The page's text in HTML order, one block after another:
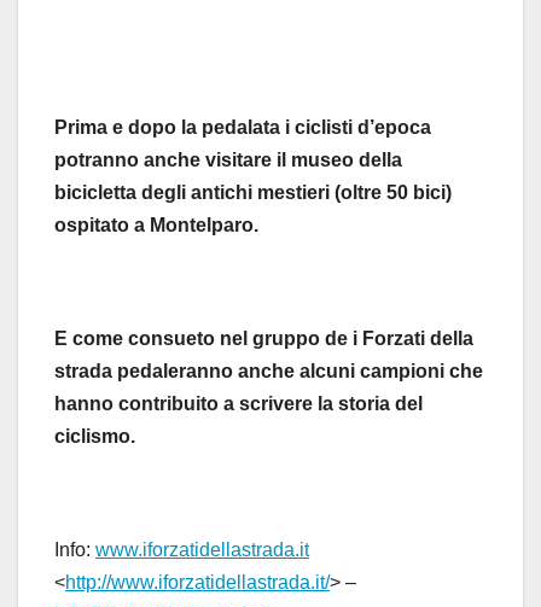
Prima e dopo la pedalata i ciclisti d’epoca
potranno anche visitare il museo della
bicicletta degli antichi mestieri (oltre 50 bici)
ospitato a Montelparo.
E come consueto nel gruppo de i Forzati della
strada pedaleranno anche alcuni campioni che
hanno contribuito a scrivere la storia del
ciclismo.
Info: www.iforzatidellastrada.it
<http://www.iforzatidellastrada.it/> –